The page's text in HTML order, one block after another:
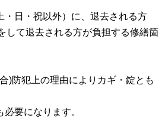
日・祝以外）に、退去される方
して退去される方が負担する修繕箇
)防犯上の理由によりカギ・錠とも
要になります。